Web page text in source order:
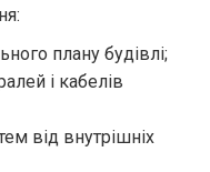
плану будівлі;
і кабелів
від внутрішніх